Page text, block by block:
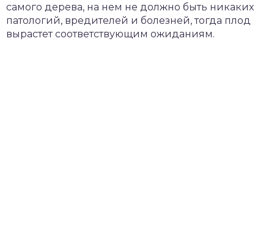
самого дерева, на нем не должно быть никаких
патологий, вредителей и болезней, тогда плод
вырастет соответствующим ожиданиям.